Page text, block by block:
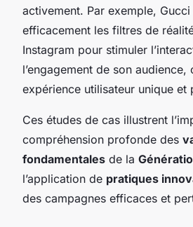
activement. Par exemple,
efficacement les filtres de
Instagram pour stimuler
l’engagement de son audience,
expérience utilisateur unique et
Ces études de cas illustrent
compréhension profonde des
fondamentales de la
l’application de pratiques
des campagnes efficaces et